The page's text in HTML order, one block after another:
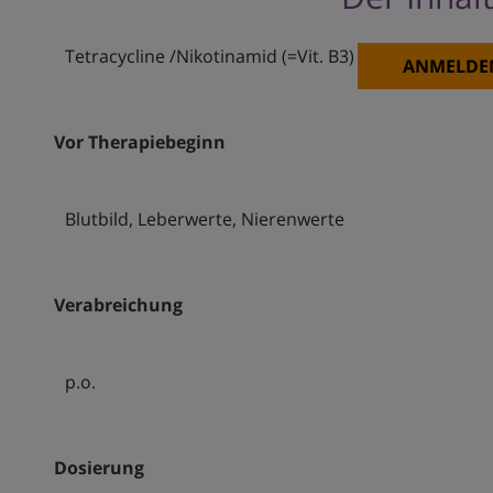
Tetracycline /Nikotinamid (=Vit. B3)
Vor Therapiebeginn
Blutbild, Leberwerte, Nierenwerte
Verabreichung
p.o.
Dosierung